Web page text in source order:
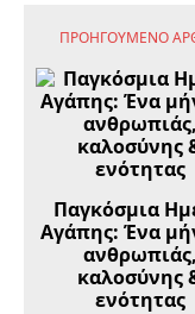
ΠΡΟΗΓΟΎΜΕΝΟ
Παγκόσμια
Αγάπης: Ένα
ανθρωπιάς,
καλοσύνης
ενότητας